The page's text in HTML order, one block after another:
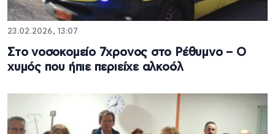
23.02.2026, 13:07
Στο νοσοκομείο 7χρονος στο Ρέθυμνο – Ο
χυμός που ήπιε περιείχε αλκοόλ